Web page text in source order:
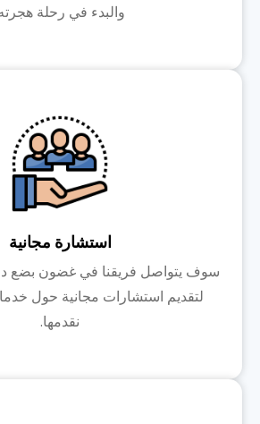
والبدء في رحلة
استشارة مجانية
سوف يتواصل فريقنا في غضون بضع
لتقديم استشارات مجانية حول
نقدمها.